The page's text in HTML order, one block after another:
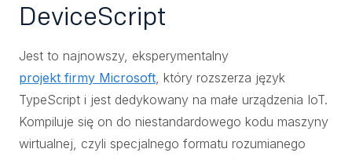
DeviceScript
Jest to najnowszy, eksperymentalny
projekt firmy Microsoft, który rozszerza język
TypeScript i jest dedykowany na małe urządzenia IoT.
Kompiluje się on do niestandardowego kodu maszyny
wirtualnej, czyli specjalnego formatu rozumianego